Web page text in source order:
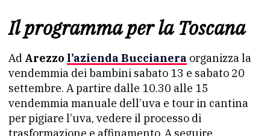
Il programma per la Toscana
Ad Arezzo l’azienda Buccianera organizza la
vendemmia dei bambini sabato 13 e sabato 20
settembre. A partire dalle 10.30 alle 15
vendemmia manuale dell’uva e tour in cantina
per pigiare l’uva, vedere il processo di
trasformazione e affinamento. A seguire